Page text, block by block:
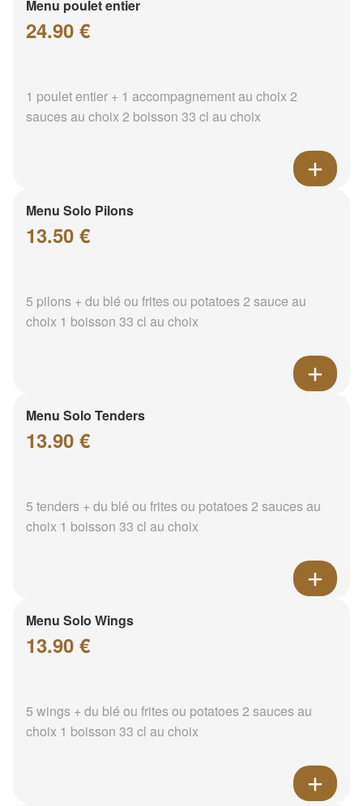
Menu poulet entier
24.90 €
1 poulet entier + 1 accompagnement au choix 2
sauces au choix 2 boisson 33 cl au choix
Menu Solo Pilons
13.50 €
5 pilons + du blé ou frites ou potatoes 2 sauce au
choix 1 boisson 33 cl au choix
Menu Solo Tenders
13.90 €
5 tenders + du blé ou frites ou potatoes 2 sauces au
choix 1 boisson 33 cl au choix
Menu Solo Wings
13.90 €
5 wings + du blé ou frites ou potatoes 2 sauces au
choix 1 boisson 33 cl au choix